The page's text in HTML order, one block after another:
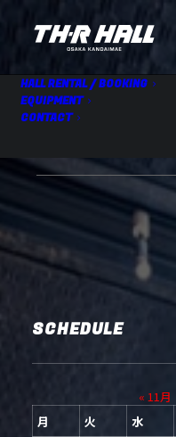
HALL RENTAL / BOOKING
EQUIPMENT
CONTACT
SCHEDULE
« 11月
月
火 水